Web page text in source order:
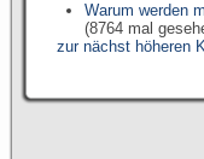
Warum werden
(8764 mal
zur nächst höheren